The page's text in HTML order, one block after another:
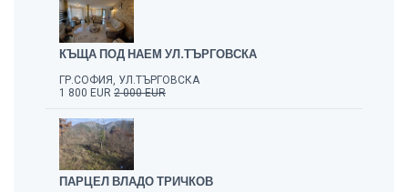
КЪЩА ПОД НАЕМ УЛ.ТЪРГОВСКА
ГР.СОФИЯ, УЛ.ТЪРГОВСКА
1 800 EUR 2 000 EUR
ПАРЦЕЛ ВЛАДО ТРИЧКОВ